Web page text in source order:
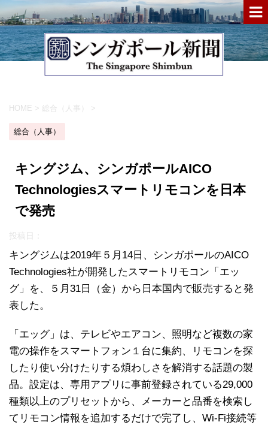
HOME > 総合（人事） >
総合（人事）
キングジム、シンガポールAICO
Technologiesスマートリモコンを日本
で発売
投稿日：
キングジムは2019年５月14日、シンガポールのAICO
Technologies社が開発したスマートリモコン「エッ
グ」を、５月31日（金）から日本国内で販売すると発
表した。
「エッグ」は、テレビやエアコン、照明など複数の家
電の操作をスマートフォン１台に集約、リモコンを探
したり使い分けたりする煩わしさを解消する話題の製
品。設定は、専用アプリに事前登録されている29,000
種類以上のプリセットから、メーカーと品番を検索し
てリモコン情報を追加するだけで完了し、Wi-Fi接続等